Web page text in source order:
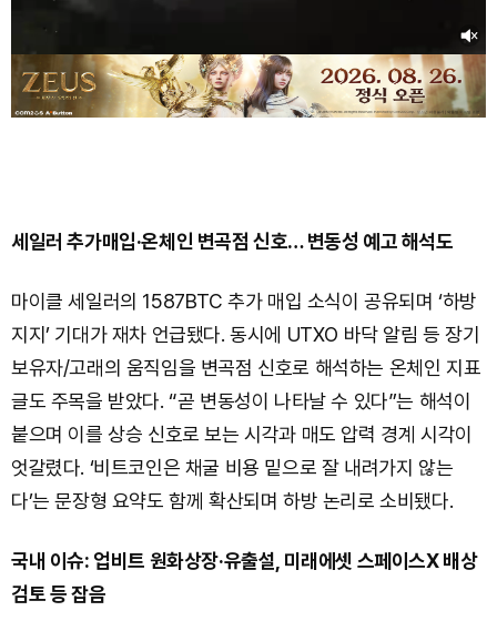
세일러 추가매입·온체인 변곡점 신호… 변동성 예고 해석도
마이클 세일러의 1587BTC 추가 매입 소식이 공유되며 ‘하방
지지’ 기대가 재차 언급됐다. 동시에 UTXO 바닥 알림 등 장기
보유자/고래의 움직임을 변곡점 신호로 해석하는 온체인 지표
글도 주목을 받았다. “곧 변동성이 나타날 수 있다”는 해석이
붙으며 이를 상승 신호로 보는 시각과 매도 압력 경계 시각이
엇갈렸다. ‘비트코인은 채굴 비용 밑으로 잘 내려가지 않는
다’는 문장형 요약도 함께 확산되며 하방 논리로 소비됐다.
국내 이슈: 업비트 원화상장·유출설, 미래에셋 스페이스X 배상
검토 등 잡음